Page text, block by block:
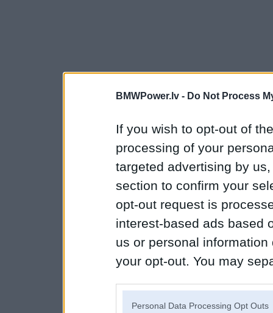
BMWPower.lv - Do Not Process
If you wish to opt-out of
processing of your
targeted advertising by
section to confirm your
opt-out request is
interest-based ads based
us or personal
your opt-out. You may
Personal Data Processing Opt Outs